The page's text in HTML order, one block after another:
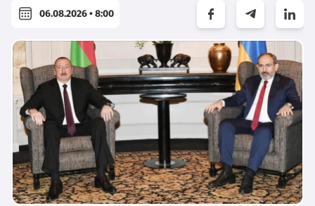
06.08.2026 • 8:00